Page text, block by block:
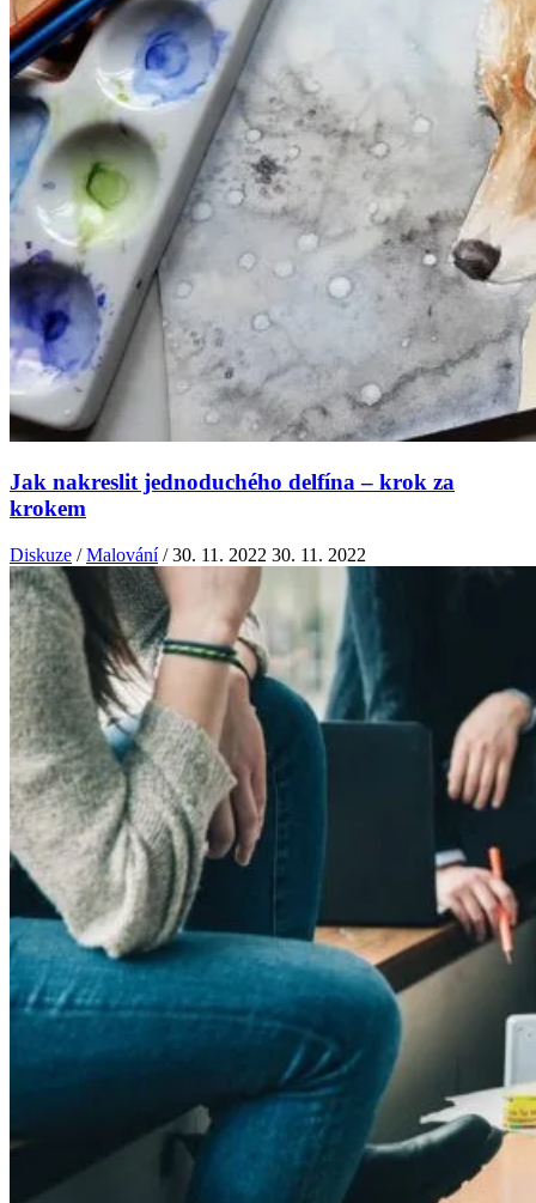
Jak nakreslit jednoduchého delfína – krok za
krokem
Diskuze /Malování/30. 11. 2022 30. 11. 2022